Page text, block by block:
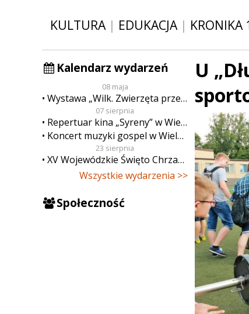
KULTURA| EDUKACJA| KRONIKA
Kalendarz wydarzeń
08 maja
Wystawa „Wilk. Zwierzęta przeklęte”
07 sierpnia
Repertuar kina „Syreny” w Wieluniu w dn. od 7 do 13 sierpnia
Koncert muzyki gospel w Wieluniu
23 sierpnia
XV Wojewódzkie Święto Chrzanu
Wszystkie wydarzenia >>
Społeczność
U